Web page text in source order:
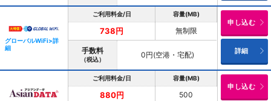
グローバルWiFi>詳
細
ご利用料金/日 容量(MB)
738円 無制限
手数料
（税込） 0円(空港・宅配)
申し込む
詳細
ご利用料金/日 容量(MB)
880円 500
申し込む